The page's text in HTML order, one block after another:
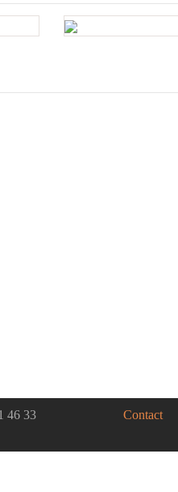
46 33
Contact